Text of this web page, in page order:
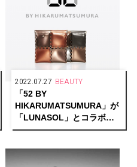
2022.07.27 BEAUTY
「52 BY
HIKARUMATSUMURA」が
「LUNASOL」とコラボレ
ーション。マルチポーチを